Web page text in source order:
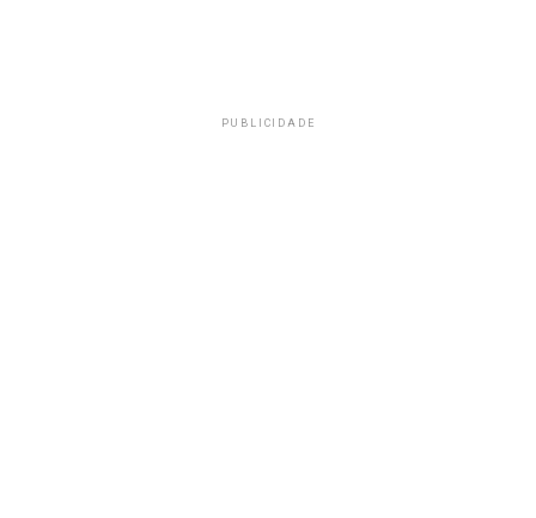
PUBLICIDADE